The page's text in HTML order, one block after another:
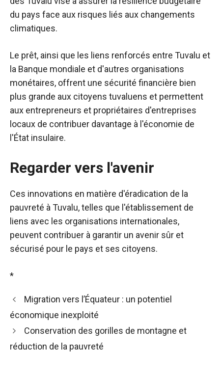
du pays face aux risques liés aux changements
climatiques.
Le prêt, ainsi que les liens renforcés entre Tuvalu et
la Banque mondiale et d'autres organisations
monétaires, offrent une sécurité financière bien
plus grande aux citoyens tuvaluens et permettent
aux entrepreneurs et propriétaires d'entreprises
locaux de contribuer davantage à l'économie de
l'État insulaire.
Regarder vers l'avenir
Ces innovations en matière d'éradication de la
pauvreté à Tuvalu, telles que l'établissement de
liens avec les organisations internationales,
peuvent contribuer à garantir un avenir sûr et
sécurisé pour le pays et ses citoyens.
*
Migration vers l’Équateur : un potentiel
économique inexploité
Conservation des gorilles de montagne et
réduction de la pauvreté